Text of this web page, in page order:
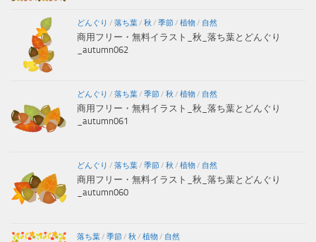
どんぐり / 落ち葉/ 秋 / 季節/ 植物/ 自然
商用フリー・無料イラスト_秋_落ち葉とどんぐり
_autumn062
どんぐり / 落ち葉/ 季節/ 秋 / 植物/ 自然
商用フリー・無料イラスト_秋_落ち葉とどんぐり
_autumn061
どんぐり / 落ち葉/ 季節/ 秋 / 植物/ 自然
商用フリー・無料イラスト_秋_落ち葉とどんぐり
_autumn060
落ち葉/ 季節/ 秋 / 植物/ 自然